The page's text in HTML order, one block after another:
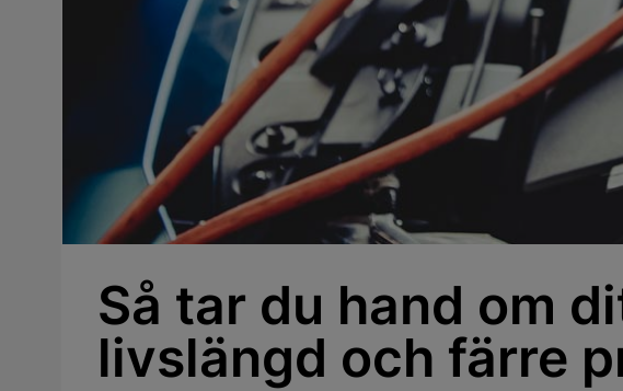
Så tar du hand om
livslängd och färre